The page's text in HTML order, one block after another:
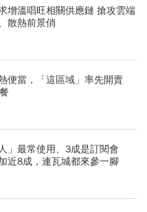
增溫唱旺相關供應鏈 搶攻雲端
散熱前景俏
便當，「這區域」率先開賣
」最常使用、3成是訂閱會
近8成，連瓦城都來參一腳